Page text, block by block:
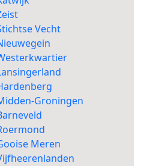
Vecht
Groningen
Meren